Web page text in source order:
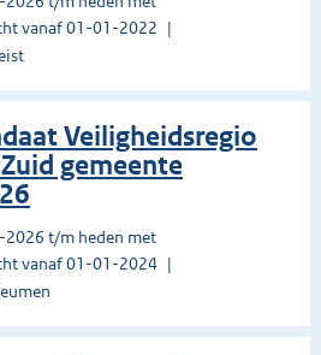
vanaf 01-01-2022
Veiligheidsregio
gemeente
t/m heden met
vanaf 01-01-2024